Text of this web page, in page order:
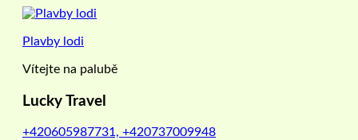
Skip
content
Plavby lodi
Vítejte na palubě
Lucky Travel
+420605987731, +420737009948